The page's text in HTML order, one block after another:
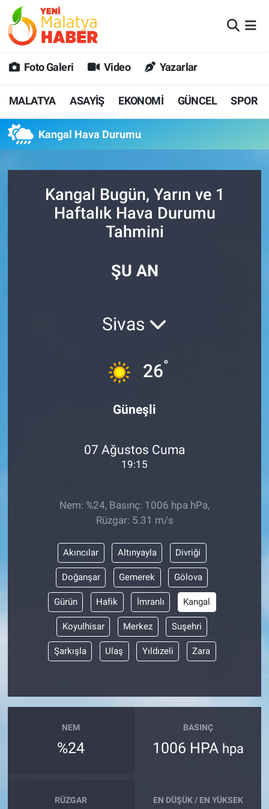
Foto Galeri Video Yazarlar
MALATYA ASAYİŞ EKONOMİ GÜNCEL SPOR
Kangal Hava Durumu
Kangal Bugün, Yarın ve 1
Haftalık Hava Durumu
Tahmini
ŞU AN
Sivas
26°
Güneşli
07 Ağustos Cuma
19:15
Nem: %24, Basınç: 1006 hpa hPa,
Rüzgar: 5.31 m/s
Akıncılar Altınyayla Divriği
Doğanşar Gemerek Gölova
Gürün Hafik İmranlı Kangal
Koyulhisar Merkez Suşehri
Şarkışla Ulaş Yıldızeli Zara
NEM
%24
BASINÇ
1006 HPA hpa
RÜZGAR EN DÜŞÜK / EN YÜKSEK
MALATYA
GÜNCEL
SPOR
SAĞLIK
DİĞER
Malatya Nöbetçi Eczaneler
MALATYA Namaz Vakitleri
Malatya Trafik Yoğunluk Haritası
Süper Lig Puan Durumu ve Fikstür
Tüm Manşetler
Son Dakika Haberleri